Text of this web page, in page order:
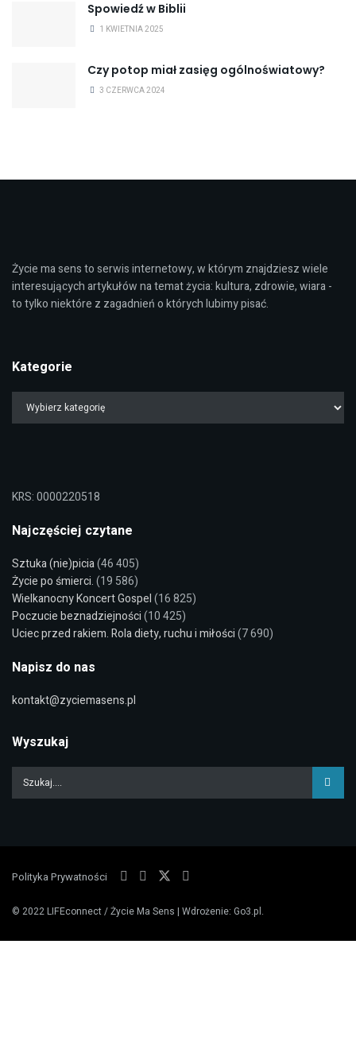
Spowiedź w Biblii
1 KWIETNIA 2025
Czy potop miał zasięg ogólnoświatowy?
3 CZERWCA 2024
Życie ma sens to serwis internetowy, w którym znajdziesz wiele
interesujących artykułów na temat życia: kultura, zdrowie, wiara -
to tylko niektóre z zagadnień o których lubimy pisać.
Kategorie
KRS: 0000220518
Najczęściej czytane
Sztuka (nie)picia(46 405)
Życie po śmierci.(19 586)
Wielkanocny Koncert Gospel(16 825)
Poczucie beznadziejności(10 425)
Uciec przed rakiem. Rola diety, ruchu i miłości(7 690)
Napisz do nas
kontakt@zyciemasens.pl
Wyszukaj
Polityka Prywatności
© 2022LIFEconnect / Życie Ma Sens | Wdrożenie: Go3.pl.